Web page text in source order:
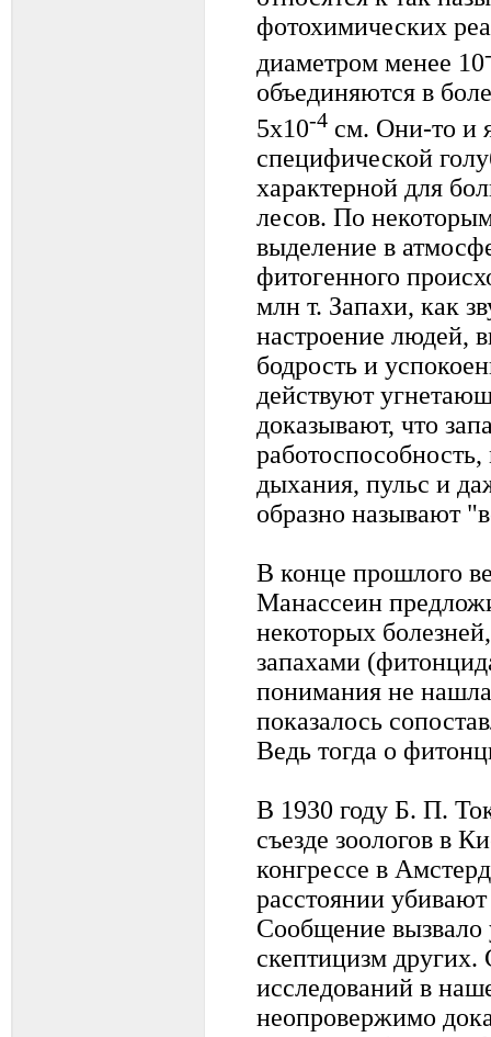
фотохимических
диаметром менее 10
объединяются в
5х10-4 см. Они-то и
специфической
характерной для
лесов. По
выделение в
фитогенного
млн т. Запахи, как
настроение людей,
бодрость и
действуют
доказывают, что
дыхания, пульс и
образно называют
В конце прошлого
Манассеин
некоторых
запахами
понимания не
показалось
Ведь тогда о
В 1930 году Б. П.
съезде зоологов в
конгрессе в
расстоянии
Сообщение вызвало
скептицизм других.
исследований в
неопровержимо